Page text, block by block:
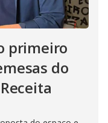
primeiro
do